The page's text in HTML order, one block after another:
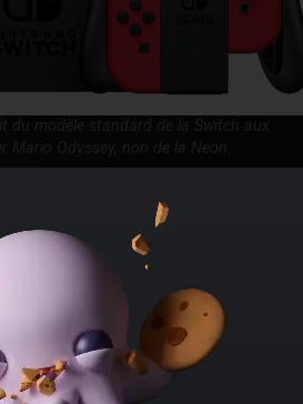
, les joueurs obtiennent
du célèbre plombier italien,
pour le jeu pré-cité.
est un indispensable de la
plateforme en 3D, avec
, pour des heures et des
vous trouver toutes les étoiles